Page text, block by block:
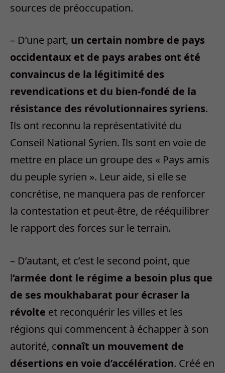
sources de préoccupation.
– D’une part, un certain nombre de pays
occidentaux et de pays arabes ont été
convaincus de la légitimité des
revendications et du bien-fondé de la
résistance des révolutionnaires syriens.
Ils ont reconnu la représentativité du
Conseil National Syrien. Ils sont en voie de
mettre en place un groupe des « Pays amis
du peuple syrien ». Leur aide, si elle se
concrétise, ne manquera pas de renforcer
la contestation et peut-être, de rééquilibrer
le rapport des forces sur le terrain.
– D’autant, et c’est le second point, que
l‘armée dont le régime a besoin plus que
de ses moukhabarat pour écraser la
révolte et reconquérir les villes et les
régions qui commencent à échapper à son
autorité, connaît un mouvement de
désertions en voie d’accélération. Créé en